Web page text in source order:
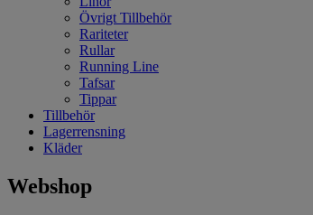
Övrigt Tillbehör
Rariteter
Rullar
Running Line
Tafsar
Tippar
Tillbehör
Lagerrensning
Kläder
Webshop